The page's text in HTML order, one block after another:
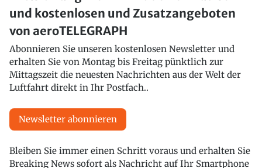
und kostenlosen und Zusatzangeboten
von aeroTELEGRAPH
Abonnieren Sie unseren kostenlosen Newsletter und
erhalten Sie von Montag bis Freitag pünktlich zur
Mittagszeit die neuesten Nachrichten aus der Welt der
Luftfahrt direkt in Ihr Postfach..
Newsletter abonnieren
Bleiben Sie immer einen Schritt voraus und erhalten Sie
Breaking News sofort als Nachricht auf Ihr Smartphone